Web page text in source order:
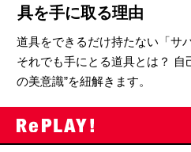
具を手に取る理由
道具をできるだけ持たない「サ
それでも手にとる道具とは？ 自
の美意識”を紐解きます。